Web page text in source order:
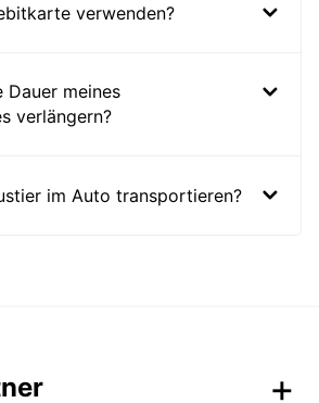
verwenden?
Dauer meines
verlängern?
im Auto transportieren?